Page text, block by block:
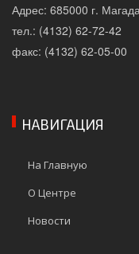
Адрес: 685000 г.
тел.: (4132) 62-72-42
факс: (4132) 62-05-00
НАВИГАЦИЯ
На Главную
О Центре
Новости